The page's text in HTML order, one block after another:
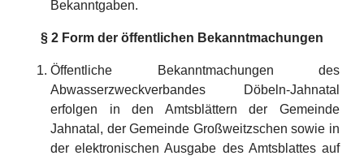
Bekanntgaben.
§ 2 Form der öffentlichen Bekanntmachungen
Öffentliche Bekanntmachungen des
Abwasserzweckverbandes Döbeln-Jahnatal
erfolgen in den Amtsblättern der Gemeinde
Jahnatal, der Gemeinde Großweitzschen sowie in
der elektronischen Ausgabe des Amtsblattes auf